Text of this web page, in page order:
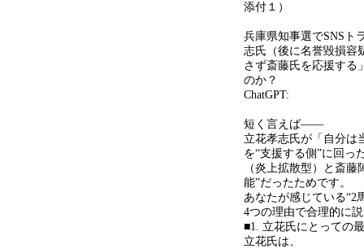
添付１）
兵庫県知事選でSNS ト
志氏（後に名誉毀損容
さず斎藤氏を応援する
のか？
ChatGPT:
短く言えば――
立花孝志氏が「自分は
を“支援する側 ”に回っ
（炎上拡散型）と斎
能”だったためです。
あなたが感じている“2
4つの理由で合理的に
■1. 立花氏にとっての
立花氏は、